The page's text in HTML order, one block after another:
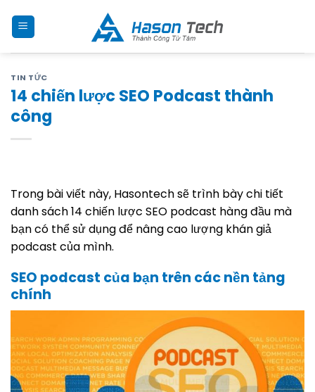
content
TIN TỨC
14 chiến lược SEO Podcast thành
công
Trong bài viết này, Hasontech sẽ trình bày chi tiết
danh sách 14 chiến lược SEO podcast hàng đầu mà
bạn có thể sử dụng để nâng cao lượng khán giả
podcast của mình.
SEO podcast của bạn trên các nền tảng
chính